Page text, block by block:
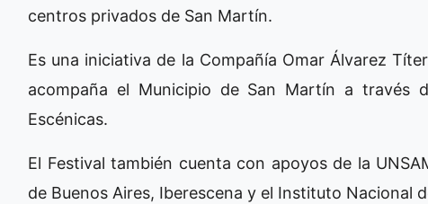
centros privados de San Martín.
Es una iniciativa de la Compañía Omar Álvarez
acompaña el Municipio de San Martín a través
Escénicas.
El Festival también cuenta con apoyos de la
de Buenos Aires, Iberescena y el Instituto Nacional